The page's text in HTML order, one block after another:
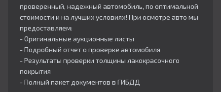
проверенный, надежный автомобиль, по оптимальной
стоимости и на лучших условиях! При осмотре авто мы
предоставляем:
- Оригинальные аукционные листы
- Подробный отчет о проверке автомобиля
- Результаты проверки толщины лакокрасочного
покрытия
- Полный пакет документов в ГИБДД